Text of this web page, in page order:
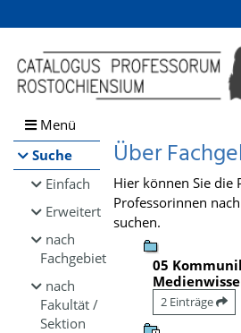
Browsen
direkt zum Inhalt
Menü
Suche
Einfach
Erweitert
nach
Fachgebiet
nach
Fakultät /
Sektion
Über
Hier können Sie die
Professorinnen
suchen.
05
2 Einträge